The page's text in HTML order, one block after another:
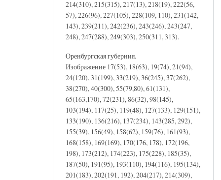
214(310), 215(315), 217(13), 218(19), 222(56,
57), 226(96), 227(105), 228(109, 110), 231(142,
143), 239(211), 242(236), 243(246), 243(247,
248), 247(288), 249(303), 250(311, 313).
Оренбургская губерния.
Изображение 17(53), 18(63), 19(74), 21(94),
24(120), 31(199), 33(219), 36(245), 37(262),
38(270), 40(300), 55(79,80), 61(131),
65(163,170), 72(231), 86(32), 98(145),
103(194), 117(25), 119(48), 127(133), 129(151),
133(190), 136(216), 137(234), 143(285, 292),
155(39), 156(49), 158(62), 159(76), 161(93),
168(158), 169(169), 170(176, 178), 172(196,
198), 173(212), 174(223), 175(228), 185(35),
187(50), 191(95), 193(110), 194(116), 195(134),
201(183), 202(191, 192), 204(217), 214(309),